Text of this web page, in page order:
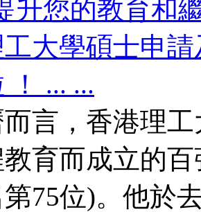
言，香港理
育而成立的
75位)。他於